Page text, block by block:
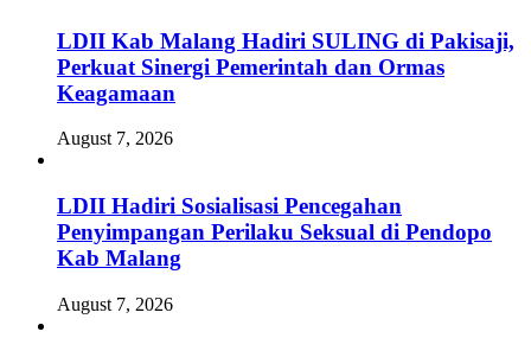
LDII Kab Malang Hadiri SULING di Pakisaji,
Perkuat Sinergi Pemerintah dan Ormas
Keagamaan
August 7, 2026
LDII Hadiri Sosialisasi Pencegahan
Penyimpangan Perilaku Seksual di Pendopo
Kab Malang
August 7, 2026